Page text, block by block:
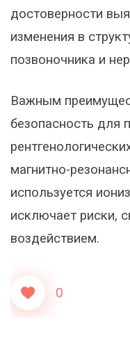
достоверности
изменения в
позвоночника и
Важным
безопасность для
магнитно-
используется
исключает риски,
воздействием.
0